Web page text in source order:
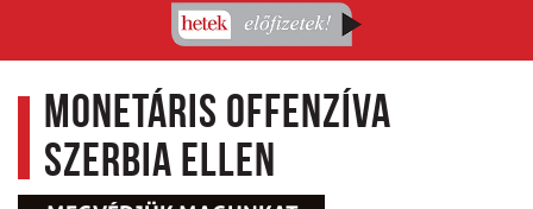
Monetáris offenzíva
Szerbia ellen